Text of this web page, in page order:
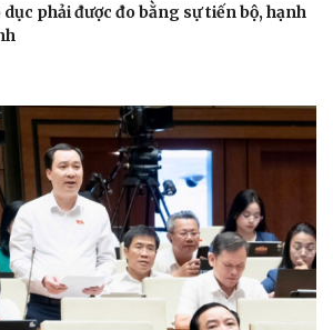
Đời sống
Nhà đẹp
phải được đo bằng sự tiến bộ, hạnh